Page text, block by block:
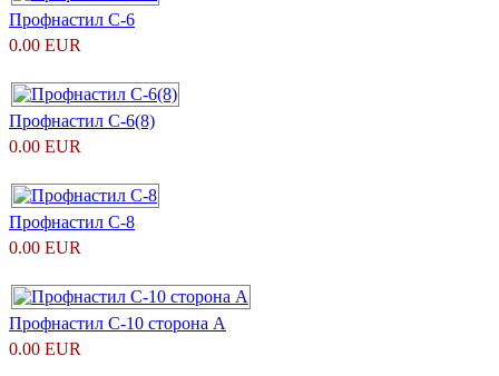
Профнастил С-6
0.00 EUR
Профнастил С-6(8)
0.00 EUR
Профнастил С-8
0.00 EUR
Профнастил С-10 сторона А
0.00 EUR